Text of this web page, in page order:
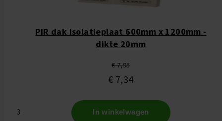
PIR dak isolatieplaat 600mm x 1200mm -
dikte 20mm
€ 7,95
€ 7,34
In winkelwagen